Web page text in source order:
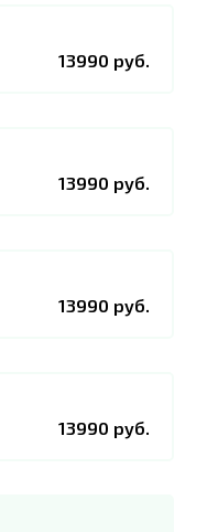
13990 руб.
13990 руб.
13990 руб.
13990 руб.